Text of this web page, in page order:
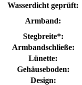
Wasserdicht geprüft:
Armband:
Stegbreite*:
Armbandschließe:
Lünette:
Gehäuseboden:
Design: